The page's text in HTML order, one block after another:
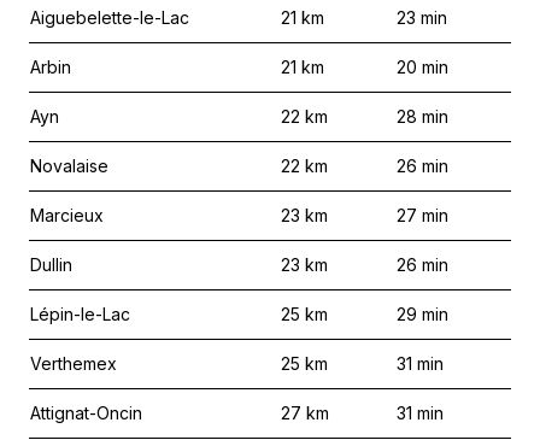
Aiguebelette-le-Lac 21 km 23 min
Arbin 21 km 20 min
Ayn 22 km 28 min
Novalaise 22 km 26 min
Marcieux 23 km 27 min
Dullin 23 km 26 min
Lépin-le-Lac 25 km 29 min
Verthemex 25 km 31 min
Attignat-Oncin 27 km 31 min